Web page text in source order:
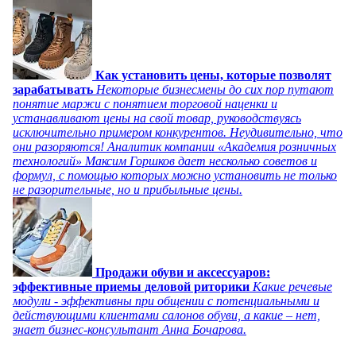
Как установить цены, которые позволят
зарабатывать Некоторые бизнесмены до сих пор путают
понятие маржи с понятием торговой наценки и
устанавливают цены на свой товар, руководствуясь
исключительно примером конкурентов. Неудивительно, что
они разоряются! Аналитик компании «Академия розничных
технологий» Максим Горшков дает несколько советов и
формул, с помощью которых можно установить не только
не разорительные, но и прибыльные цены.
Продажи обуви и аксессуаров:
эффективные приемы деловой риторики Какие речевые
модули - эффективны при общении с потенциальными и
действующими клиентами салонов обуви, а какие – нет,
знает бизнес-консультант Анна Бочарова.